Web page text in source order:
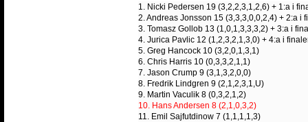
1. Nicki Pedersen 19 (3,2,2,3,1,2,6) + 1:a i
2. Andreas Jonsson 15 (3,3,3,0,0,2,4) + 2:a i
3. Tomasz Gollob 13 (1,0,1,3,3,3,2) + 3:a i
4. Jurica Pavlic 12 (1,2,3,2,1,3,0) + 4:a i
5. Greg Hancock 10 (3,2,0,1,3,1)
6. Chris Harris 10 (0,3,3,2,1,1)
7. Jason Crump 9 (3,1,3,2,0,0)
8. Fredrik Lindgren 9 (2,1,2,3,1,U)
9. Martin Vaculik 8 (0,3,2,1,2)
10. Hans Andersen 8 (2,1,0,3,2)
11. Emil Sajfutdinow 7 (1,1,1,1,3)